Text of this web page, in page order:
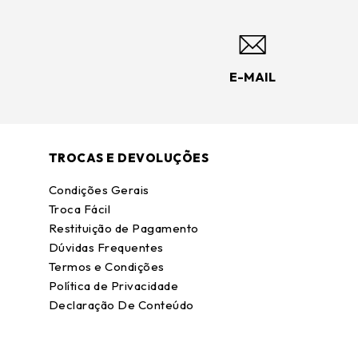
E-MAIL
TROCAS E DEVOLUÇÕES
Condições Gerais
Troca Fácil
Restituição de Pagamento
Dúvidas Frequentes
Termos e Condições
Política de Privacidade
Declaração De Conteúdo